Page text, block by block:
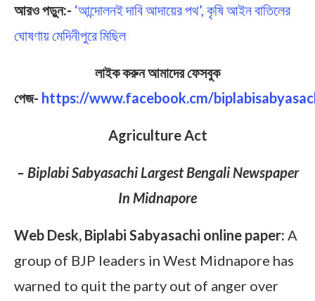
আরও পড়ুন:- ‘আন্দোলনই দাবি আদায়ের পথ’, কৃষি আইন বাতিলের
ঘোষণায় মেদিনীপুরে মিছিল
লাইক করুন আমাদের ফেসবুক
পেজ- https://www.facebook.cm/
Agriculture Act
– Biplabi Sabyasachi Largest Bengali Newspaper
In Midnapore
Web Desk, Biplabi Sabyasachi online paper: A
group of BJP leaders in West Midnapore has
warned to quit the party out of anger over